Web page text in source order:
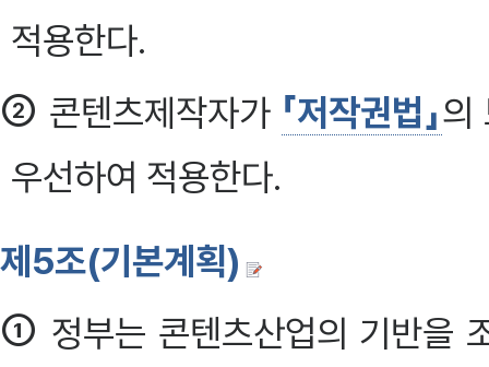
적용한다.
② 콘텐츠제작자가 「저작권법」의
우선하여 적용한다.
제5조(기본계획)
① 정부는 콘텐츠산업의 기반을